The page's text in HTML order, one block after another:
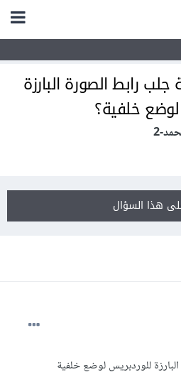
رابط الصورة البارزة
خلفية؟
2
هذا السؤال
للوردبريس لوضع خلفية